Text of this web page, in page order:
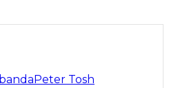
Peter Tosh